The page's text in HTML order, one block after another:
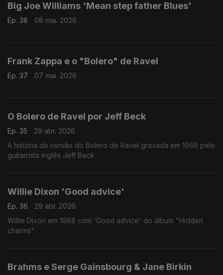
Big Joe Williams 'Mean step father Blues'
Ep. 38 08 mai. 2026
Frank Zappa e o "Bolero" de Ravel
Ep. 37 07 mai. 2026
O Bolero de Ravel por Jeff Beck
Ep. 35
29 abr. 2026
A história da versão do Bolero de Ravel gravada em 1966 pelo
guitarrista inglês Jeff Beck
Willie Dixon 'Good advice'
Ep. 36
29 abr. 2026
Willie Dixon em 1988 com 'Good advice' do álbum "Hidden
charms"
Brahms e Serge Gainsbourg & Jane Birkin